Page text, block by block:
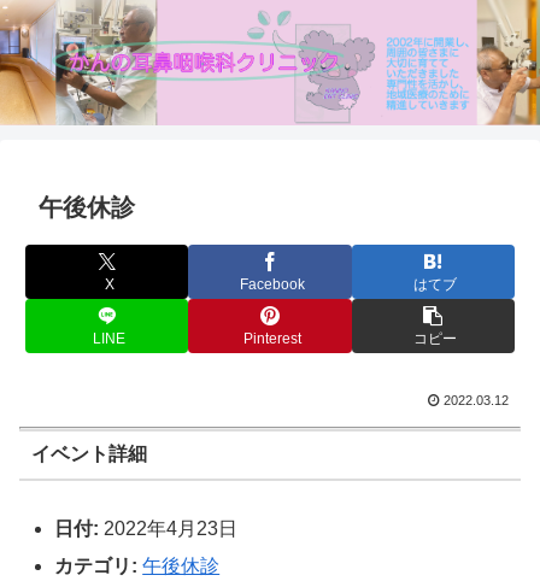
午後休診
X Facebook はてブ
LINE Pinterest コピー
2022.03.12
イベント詳細
日付: 2022年4月23日
カテゴリ: 午後休診